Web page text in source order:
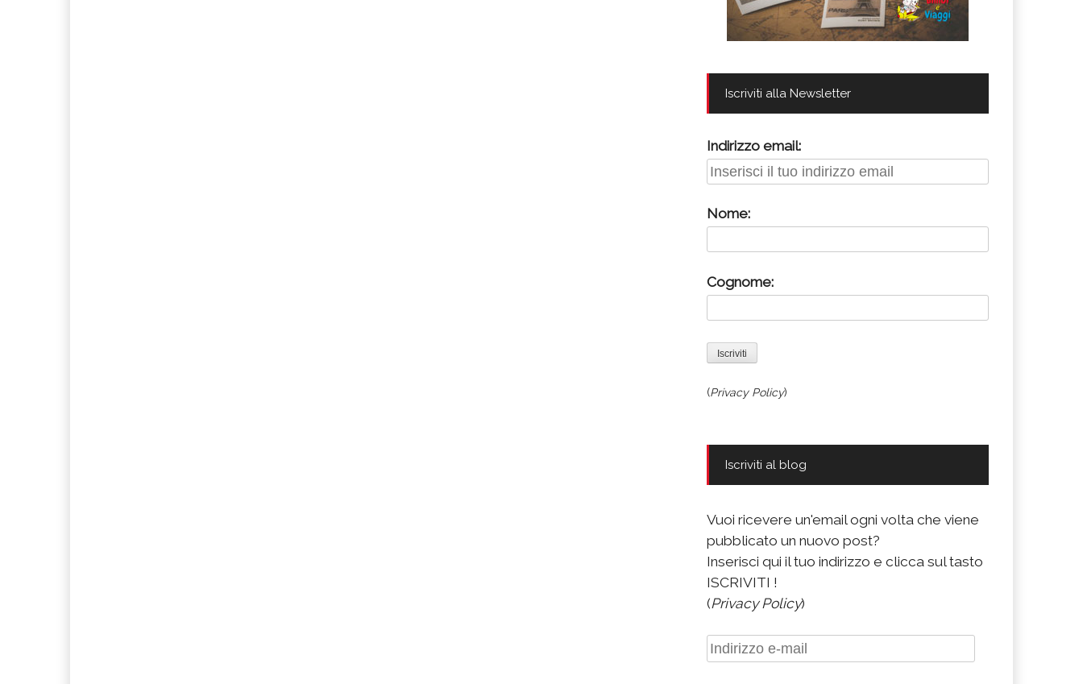
Iscriviti alla Newsletter
Indirizzo email:
Nome:
Cognome:
(Privacy Policy)
Iscriviti al blog
Vuoi ricevere un'email ogni volta che viene
pubblicato un nuovo post?
Inserisci qui il tuo indirizzo e clicca sul tasto
ISCRIVITI !
(Privacy Policy)
Indirizzo
e-